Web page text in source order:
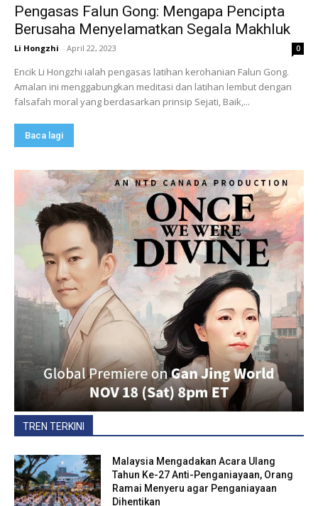
Pengasas Falun Gong: Mengapa Pencipta
Berusaha Menyelamatkan Segala Makhluk
Li Hongzhi - April 22, 2023 0
Encik Li Hongzhi ialah pengasas latihan kerohanian Falun Gong.
Amalan ini menggabungkan meditasi dan latihan lembut dengan
falsafah moral yang berdasarkan prinsip Sejati, Baik,...
Baca lagi
TREN TERKINI
Malaysia Mengadakan Acara Ulang
Tahun Ke-27 Anti-Penganiayaan, Orang
Ramai Menyeru agar Penganiayaan
Dihentikan